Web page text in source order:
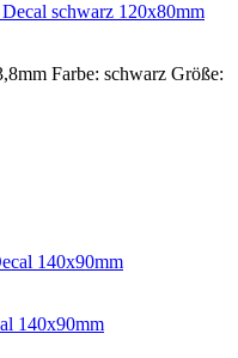
schwarz 120x80mm
Farbe: schwarz Größe:
140x90mm